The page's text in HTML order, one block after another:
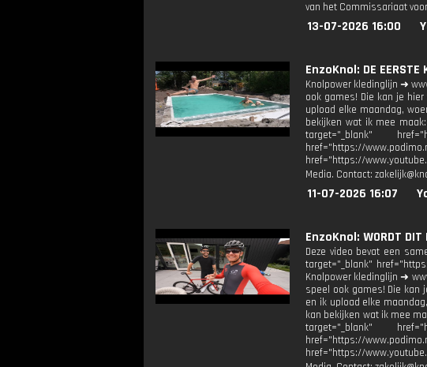
van het Commissariaat
13-07-2026 16:00
EnzoKnol: DE
Knolpower kledinglijn ➜
ook games! Die kan je
upload elke maandag,
bekijken wat ik mee
target="_blank"
href="https://
href="https://
Media. Contact:
11-07-2026 16:07
EnzoKnol: WORDT
Deze video bevat een
target="_blank"
Knolpower kledinglijn ➜
speel ook games! Die kan
en ik upload elke
kan bekijken wat ik mee
target="_blank"
href="https://
href="https://